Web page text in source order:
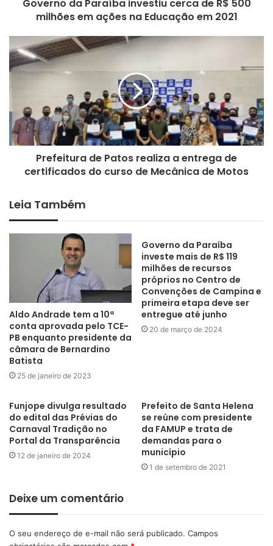
Governo da Paraíba investiu cerca de R$ 500
milhões em ações na Educação em 2021
Prefeitura de Patos realiza a entrega de
certificados do curso de Mecânica de Motos
Leia Também
Aldo Andrade tem a 10ª
conta aprovada pelo TCE-
PB enquanto presidente da
câmara de Bernardino
Batista
25 de janeiro de 2023
Governo da Paraíba
investe mais de R$ 119
milhões de recursos
próprios no Centro de
Convenções de Campina e
primeira etapa deve ser
entregue até junho
20 de março de 2024
Funjope divulga resultado
do edital das Prévias do
Carnaval Tradição no
Portal da Transparência
12 de janeiro de 2024
Prefeito de Santa Helena
se reúne com presidente
da FAMUP e trata de
demandas para o
município
1 de setembro de 2021
Deixe um comentário
O seu endereço de e-mail não será publicado. Campos